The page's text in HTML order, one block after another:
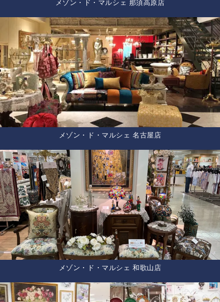
メゾン・ド・マルシェ 那須高原店
メゾン・ド・マルシェ 名古屋店
メゾン・ド・マルシェ 和歌山店